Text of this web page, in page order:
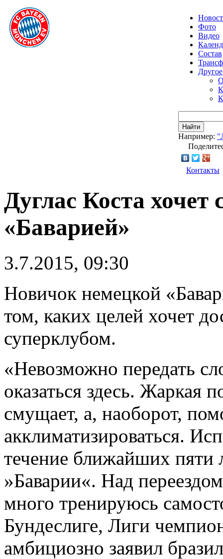
Фото
Видео
Состав
Другое
Найти
Например:
Контакты
Дуглас Коста хочет
«Баварией»
3.7.2015, 09:30
Новичок немецкой
том, каких целей хочет
суперклубом.
«Невозможно передать
оказаться здесь. Жаркая
смущает, а, наоборот,
акклиматизироваться.
течение ближайших пяти
»Баварии«. Над
много тренируюсь
Бундеслиге, Лиги
амбициозно заявил